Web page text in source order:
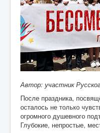
Правнуки Победы
Объявления
Консультации
Юридическая
Визовая поддержка
Образование
Психологическая
Автор: участник
После праздника,
осталось не только
огромного душевного
Глубокие, непростые,